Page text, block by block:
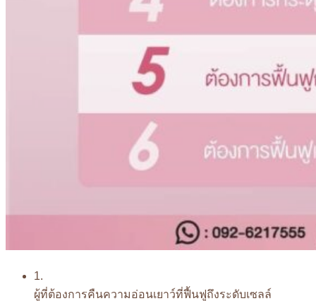
1.
ผู้ที่ต้องการคืนความอ่อนเยาว์ที่ฟื้นฟูถึงระดับเซลล์